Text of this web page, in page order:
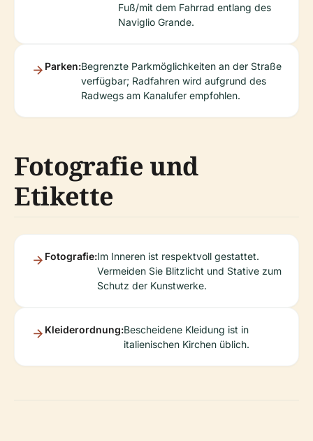
Fuß/mit dem Fahrrad entlang des
Naviglio Grande.
Parken:Begrenzte Parkmöglichkeiten an der Straße
verfügbar; Radfahren wird aufgrund des
Radwegs am Kanalufer empfohlen.
Fotografie und
Etikette
Fotografie:Im Inneren ist respektvoll gestattet.
Vermeiden Sie Blitzlicht und Stative zum
Schutz der Kunstwerke.
Kleiderordnung:Bescheidene Kleidung ist in
italienischen Kirchen üblich.